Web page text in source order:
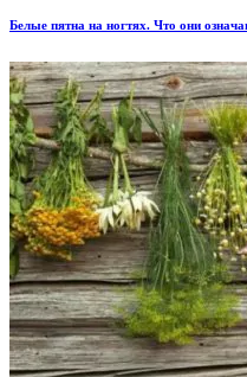
Белые пятна на ногтях. Что они